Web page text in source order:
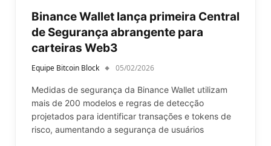
Binance Wallet lança primeira Central
de Segurança abrangente para
carteiras Web3
Equipe Bitcoin Block 05/02/2026
Medidas de segurança da Binance Wallet utilizam
mais de 200 modelos e regras de detecção
projetados para identificar transações e tokens de
risco, aumentando a segurança de usuários